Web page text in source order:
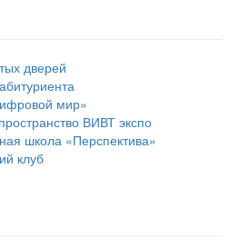
дверей
мир»
ВИВТ экспо
школа «Перспектива»
клуб